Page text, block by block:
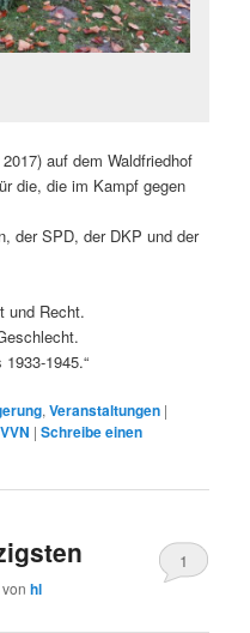
auf dem Waldfriedhof
die, die im Kampf gegen
der SPD, der DKP und der
und Recht.
1945.“
,Veranstaltungen |
VVN |Schreibe einen
vonhl
1